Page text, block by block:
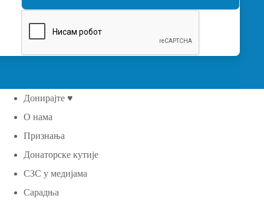
Донирајте ♥
О нама
Признања
Донаторске кутије
СЗС у медијама
Сарадња